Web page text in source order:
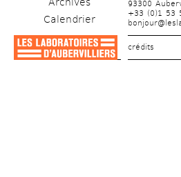
Archives
Calendrier
93300
+33 (0)1 53
crédits